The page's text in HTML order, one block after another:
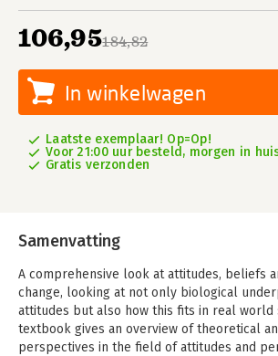
184,82
106,95
In winkelwagen
Laatste exemplaar! Op=Op!
Voor 21:00 uur besteld, morgen in
Gratis verzonden
Samenvatting
A comprehensive look at attitudes, beliefs
change, looking at not only biological
attitudes but also how this fits in real world
textbook gives an overview of theoretical
perspectives in the field of attitudes and